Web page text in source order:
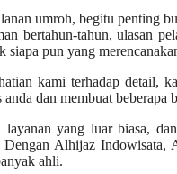
umroh, begitu penting
bertahun-tahun, ulasan
pun yang
kami terhadap detail,
dan membuat beberapa
layanan yang luar biasa,
Dengan Alhijaz
ahli.